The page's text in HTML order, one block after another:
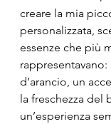
creare la mia
personalizzata,
essenze che più
d’arancio, un
la freschezza del
un’esperienza